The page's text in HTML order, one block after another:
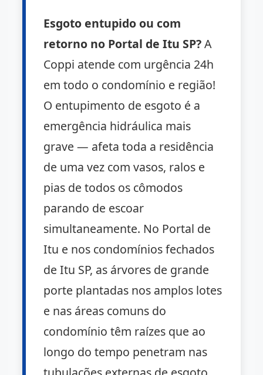
Esgoto entupido ou com
retorno no Portal de Itu SP?A
Coppi atende com urgência 24h
em todo o condomínio e região!
O entupimento de esgoto é a
emergência hidráulica mais
grave — afeta toda a residência
de uma vez com vasos, ralos e
pias de todos os cômodos
parando de escoar
simultaneamente. No Portal de
Itu e nos condomínios fechados
de Itu SP, as árvores de grande
porte plantadas nos amplos lotes
e nas áreas comuns do
condomínio têm raízes que ao
longo do tempo penetram nas